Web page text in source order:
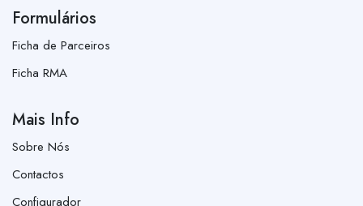
Formulários
Ficha de Parceiros
Ficha RMA
Mais Info
Sobre Nós
Contactos
Configurador